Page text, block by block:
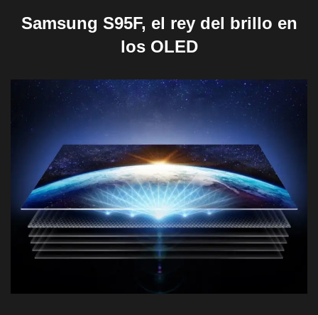
Samsung S95F, el rey del brillo en
los OLED